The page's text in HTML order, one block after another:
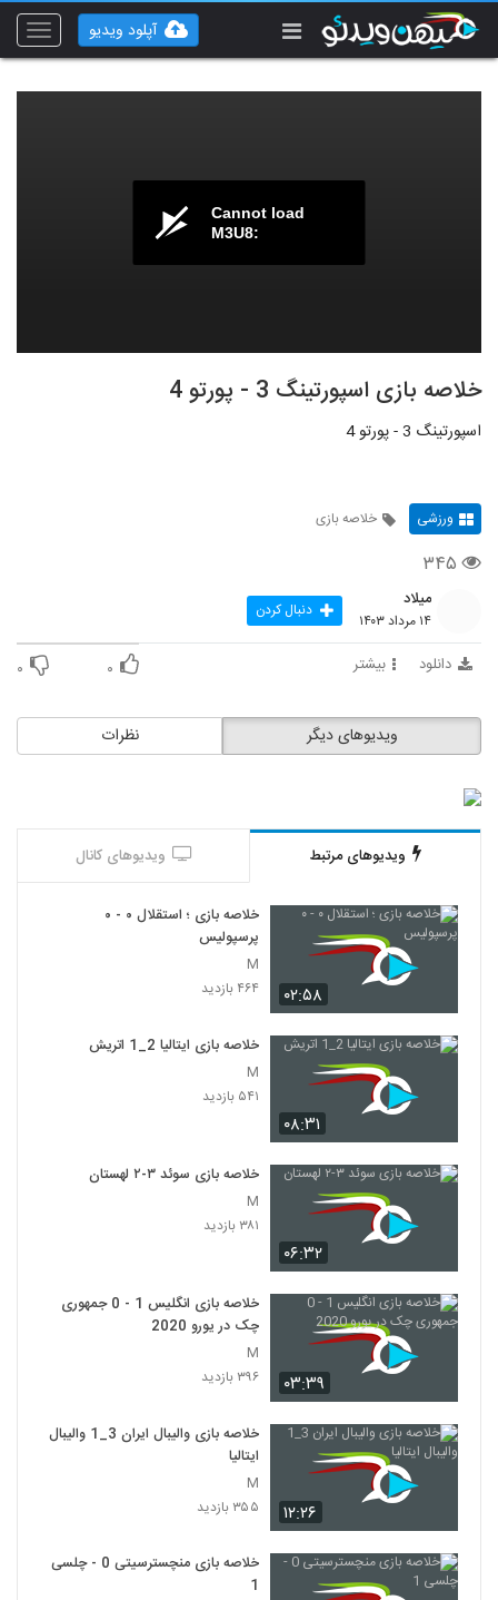
Toggle
آپلود ویدیو
Cannot load
M3U8:
خلاصه بازی اسپورتینگ 3 - پورتو 4
اسپورتینگ 3 - پورتو 4
ورزشی خلاصه بازی
۳۴۵
میلاد
۱۴ مرداد ۱۴۰۳ دنبال کردن
دانلود بیشتر ۰ ۰
نظرات ویدیوهای دیگر
ویدیوهای مرتبط ویدیوهای کانال
۰۲:۵۸
خلاصه بازی ؛ استقلال ۰ - ۰
پرسپولیس
M
۴۶۴ بازدید
۰۸:۳۱
خلاصه بازی ایتالیا 2_1 اتريش
M
۵۴۱ بازدید
۰۶:۳۲
خلاصه بازی سوئد ۳-۲ لهستان
M
۳۸۱ بازدید
۰۳:۳۹
خلاصه بازی انگلیس 1 - 0 جمهوری
چک در یورو 2020
M
۳۹۶ بازدید
۱۲:۲۶
خلاصه بازی والیبال ایران 3_1 والیبال
ایتالیا
M
۳۵۵ بازدید
خلاصه بازی منچسترسیتی 0 - چلسی
1